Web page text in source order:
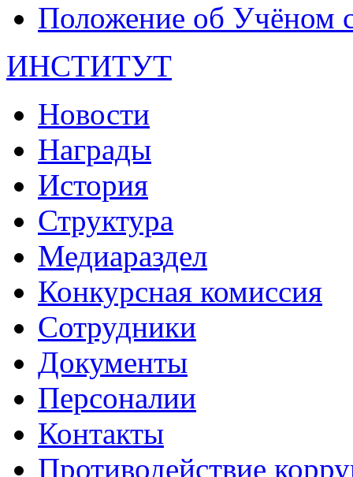
Положение об Учёном
ИНСТИТУТ
Новости
Награды
История
Структура
Медиараздел
Конкурсная комиссия
Сотрудники
Документы
Персоналии
Контакты
Противодействие